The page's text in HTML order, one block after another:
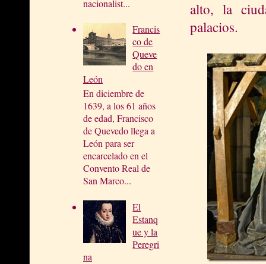
nacionalist...
Francis
co de
Queve
do en
León
En diciembre de
1639, a los 61 años
de edad, Francisco
de Quevedo llega a
León para ser
encarcelado en el
Convento Real de
San Marco...
El
Estanq
ue y la
Peregri
na
alto, la
palacios.